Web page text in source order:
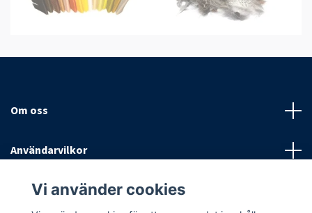
Om oss
Användarvilkor
Sociala medier
Vi använder cookies